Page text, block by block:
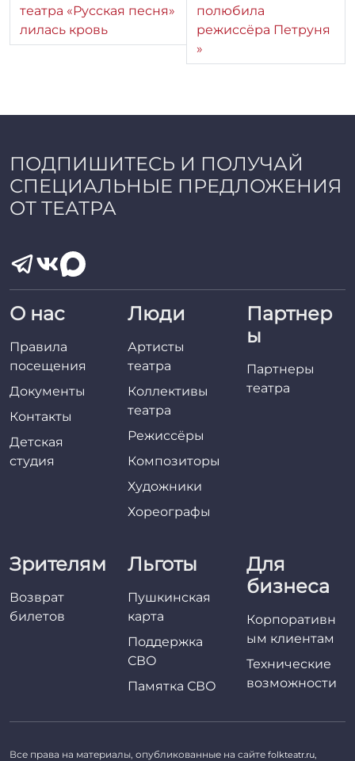
театра «Русская песня»
лилась кровь
полюбила
режиссёра Петруня
ПОДПИШИТЕСЬ И ПОЛУЧАЙ
СПЕЦИАЛЬНЫЕ ПРЕДЛОЖЕНИЯ
ОТ ТЕАТРА
О нас
Правила
посещения
Документы
Контакты
Детская
студия
Люди
Артисты
театра
Коллективы
театра
Режиссёры
Композиторы
Художники
Хореографы
Партнер
ы
Партнеры
театра
Зрителям
Возврат
билетов
Льготы
Пушкинская
карта
Поддержка
СВО
Памятка СВО
Для
бизнеса
Корпоративн
ым клиентам
Технические
возможности
Все права на материалы, опубликованные на сайте folkteatr.ru,